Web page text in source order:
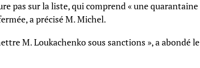
pas sur la liste, qui comprend « une quarantaine
a précisé M. Michel.
M. Loukachenko sous sanctions », a abondé le